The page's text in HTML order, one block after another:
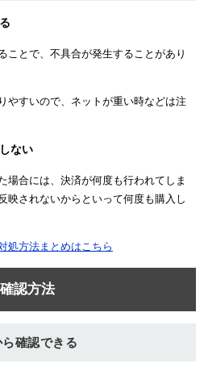
ことで、不具合が発生することがあり
やすいので、ネットが重い時などは注
ない
場合には、決済が何度も行われてしま
映されないからといって何度も購入し
処方法まとめはこちら
認方法
確認できる